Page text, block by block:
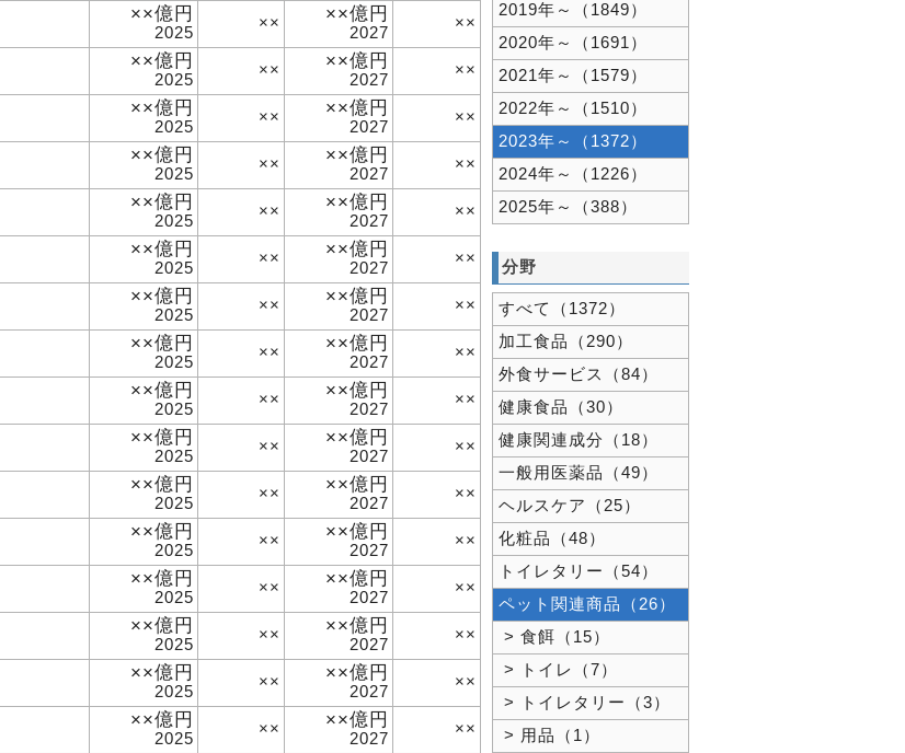
××億円
2025
×× ××億円
2027
××
××億円
2025
×× ××億円
2027
××
××億円
2025
×× ××億円
2027
××
××億円
2025
×× ××億円
2027
××
××億円
2025
×× ××億円
2027
××
××億円
2025
×× ××億円
2027
××
××億円
2025
×× ××億円
2027
××
××億円
2025
×× ××億円
2027
××
××億円
2025
×× ××億円
2027
××
××億円
2025
×× ××億円
2027
××
××億円
2025
×× ××億円
2027
××
××億円
2025
×× ××億円
2027
××
××億円
2025
×× ××億円
2027
××
××億円
2025
×× ××億円
2027
××
××億円
2025
×× ××億円
2027
××
××億円
2025
×× ××億円
2027
××
2019年～（1849）
2020年～（1691）
2021年～（1579）
2022年～（1510）
2023年～（1372）
2024年～（1226）
2025年～（388）
分野
すべて（1372）
加工食品（290）
外食サービス（84）
健康食品（30）
健康関連成分（18）
一般用医薬品（49）
ヘルスケア（25）
化粧品（48）
トイレタリー（54）
ペット関連商品（26）
> 食餌（15）
> トイレ（7）
> トイレタリー（3）
> 用品（1）